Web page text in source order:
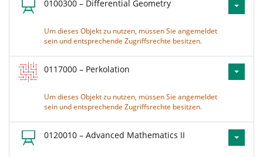
0100300 – Differential Geometry
Um dieses Objekt zu nutzen, müssen Sie angemeldet
sein und entsprechende Zugriffsrechte besitzen.
0117000 – Perkolation
Um dieses Objekt zu nutzen, müssen Sie angemeldet
sein und entsprechende Zugriffsrechte besitzen.
0120010 – Advanced Mathematics II